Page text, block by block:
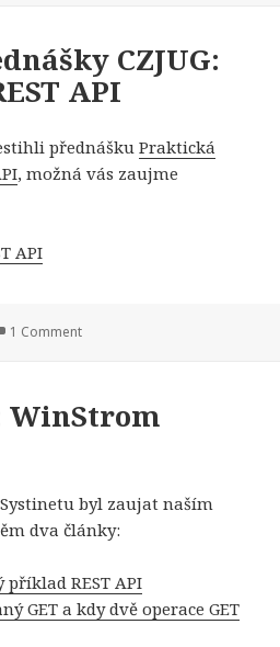
CZJUG:
API
přednáškuPraktická
, možná vás zaujme
API
1 Comment
WinStrom
byl zaujat naším
dva články:
REST API
GET a kdy dvě operace GET